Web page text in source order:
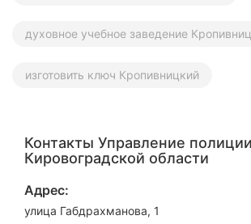
духовное учебное заведение
изготовить ключ Кропивницкий
Контакты Управление
Кировоградской области
Адрес:
улица Габдрахманова, 1